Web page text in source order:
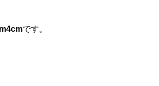
です。